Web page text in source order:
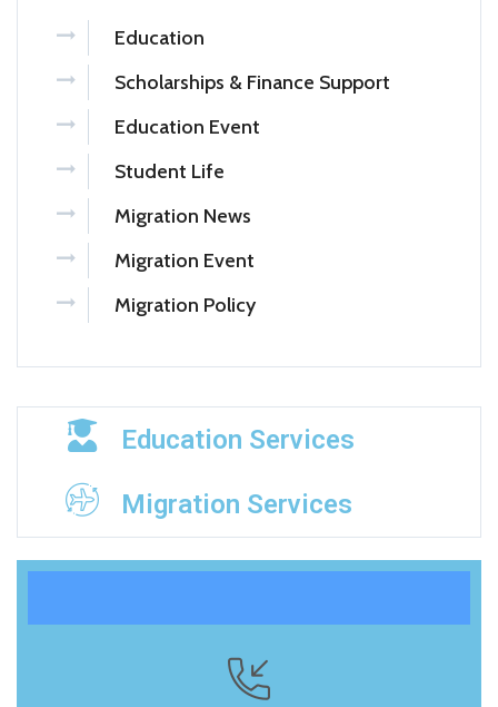
Education
Scholarships & Finance Support
Education Event
Student Life
Migration News
Migration Event
Migration Policy
Education Services
Migration Services